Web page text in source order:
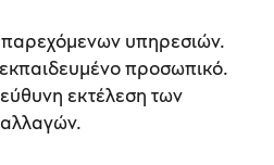
υπηρεσιών.
προσωπικό.
εκτέλεση των